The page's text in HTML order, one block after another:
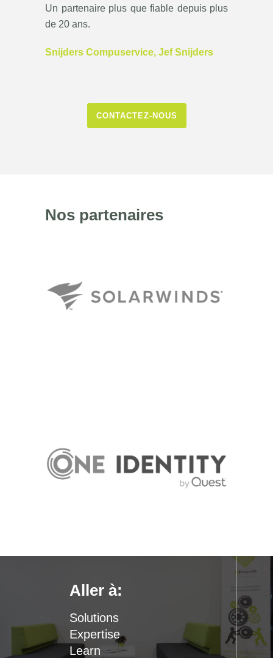
Un partenaire plus que fiable depuis plus
de 20 ans.
Snijders Compuservice, Jef Snijders
CONTACTEZ-NOUS
Nos partenaires
Aller à:
Solutions
Expertise
Learn